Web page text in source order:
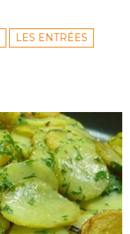
LES ENTRÉES